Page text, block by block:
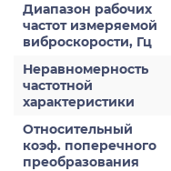
Диапазон рабочих
частот измеряемой
виброскорости, Гц
Неравномерность
частотной
характеристики
Относительный
коэф. поперечного
преобразования